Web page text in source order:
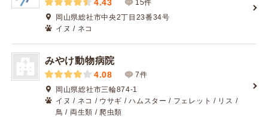
4.43
15件
岡山県総社市中央2丁目23番34号
イヌ / ネコ
みやけ動物病院
4.08
7件
岡山県総社市三輪874-1
イヌ / ネコ / ウサギ / ハムスター / フェレット / リス /
鳥 / 両生類 / 爬虫類